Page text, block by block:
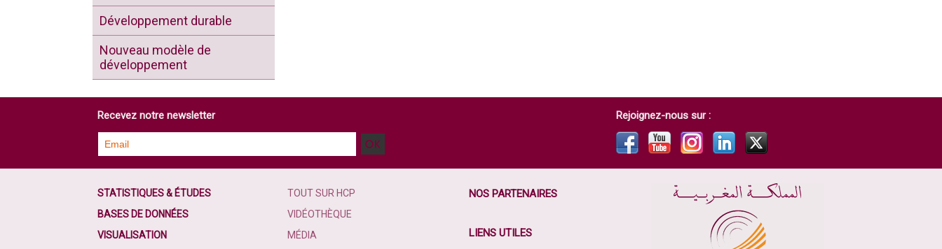
Développement durable
Nouveau modèle de
développement
Recevez notre newsletter Rejoignez-nous sur :
STATISTIQUES & ÉTUDES
BASES DE DONNÉES
VISUALISATION
TOUT SUR HCP
VIDÉOTHÈQUE
MÉDIA
NOS PARTENAIRES
LIENS UTILES